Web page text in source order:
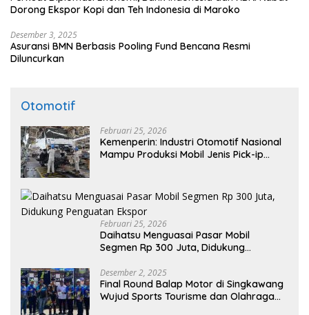
Dorong Ekspor Kopi dan Teh Indonesia di Maroko
Desember 3, 2025
Asuransi BMN Berbasis Pooling Fund Bencana Resmi
Diluncurkan
Otomotif
Februari 25, 2026
Kemenperin: Industri Otomotif Nasional
Mampu Produksi Mobil Jenis Pick-ip
Februari 25, 2026
Daihatsu Menguasai Pasar Mobil
Segmen Rp 300 Juta, Didukung
Desember 2, 2025
Final Round Balap Motor di Singkawang
Wujud Sports Tourisme dan Olahraga